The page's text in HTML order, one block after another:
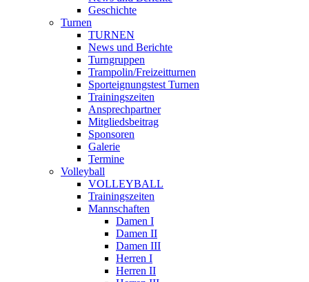
Geschichte
Turnen
TURNEN
News und Berichte
Turngruppen
Trampolin/Freizeitturnen
Sporteignungstest Turnen
Trainingszeiten
Ansprechpartner
Mitgliedsbeitrag
Sponsoren
Galerie
Termine
Volleyball
VOLLEYBALL
Trainingszeiten
Mannschaften
Damen I
Damen II
Damen III
Herren I
Herren II